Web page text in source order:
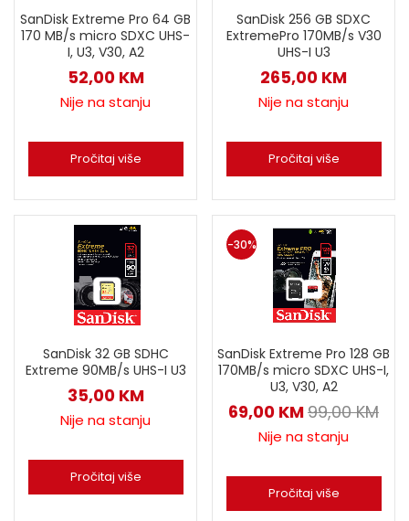
SanDisk Extreme Pro 64 GB
170 MB/s micro SDXC UHS-
I, U3, V30, A2
52,00 KM
Nije na stanju
Pročitaj više
SanDisk 256 GB SDXC
ExtremePro 170MB/s V30
UHS-I U3
265,00 KM
Nije na stanju
Pročitaj više
SanDisk 32 GB SDHC
Extreme 90MB/s UHS-I U3
35,00 KM
Nije na stanju
Pročitaj više
-30%
SanDisk Extreme Pro 128 GB
170MB/s micro SDXC UHS-I,
U3, V30, A2
69,00 KM99,00KM
Nije na stanju
Pročitaj više